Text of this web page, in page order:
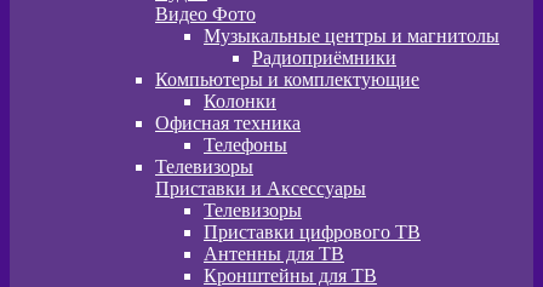
Видео Фото
Музыкальные центры и магнитолы
Радиоприёмники
Компьютеры и комплектующие
Колонки
Офисная техника
Телефоны
Телевизоры
Приставки и Аксессуары
Телевизоры
Приставки цифрового ТВ
Антенны для ТВ
Кронштейны для ТВ